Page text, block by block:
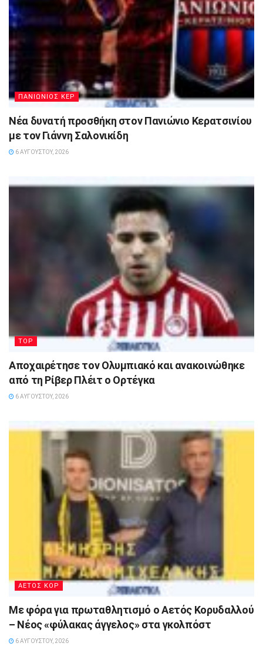
ΠΑΝΙΩΝΙΟΣ ΚΕΡ
Νέα δυνατή προσθήκη στον Πανιώνιο Κερατσινίου
με τον Γιάννη Σαλονικίδη
6 ΑΥΓΟΎΣΤΟΥ, 2026
TOP
Αποχαιρέτησε τον Ολυμπιακό και ανακοινώθηκε
από τη Ρίβερ Πλέιτ ο Ορτέγκα
6 ΑΥΓΟΎΣΤΟΥ, 2026
ΑΕΤΟΣ ΚΟΡ
Με φόρα για πρωταθλητισμό ο Αετός Κορυδαλλού
– Νέος «φύλακας άγγελος» στα γκολπόστ
6 ΑΥΓΟΎΣΤΟΥ, 2026